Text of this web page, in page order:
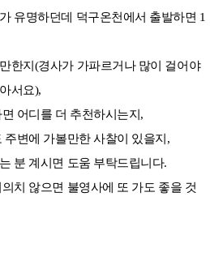
유명하던데 덕구온천에서 출발하면 1
한지(경사가 가파르거나 많이 걸어야
서요),
어디를 더 추천하시는지,
주변에 가볼만한 사찰이 있을지,
분 계시면 도움 부탁드립니다.
치 않으면 불영사에 또 가도 좋을 것